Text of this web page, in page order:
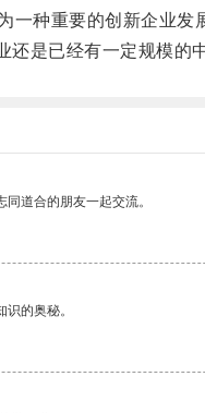
种重要的创新企业发
是已经有一定规模的
道合的朋友一起交流。
的奥秘。